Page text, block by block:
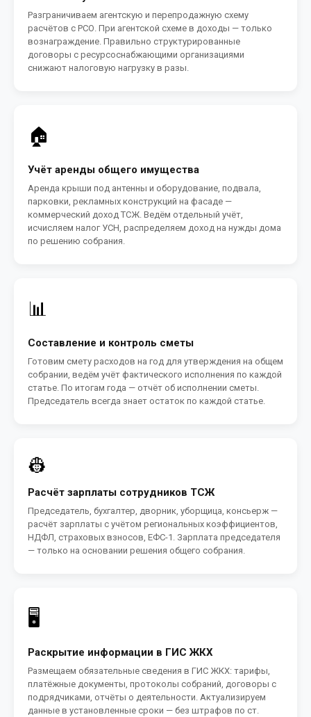
Разграничиваем агентскую и перепродажную схему
расчётов с РСО. При агентской схеме в доходы — только
вознаграждение. Правильно структурированные
договоры с ресурсоснабжающими организациями
снижают налоговую нагрузку в разы.
🏠
Учёт аренды общего имущества
Аренда крыши под антенны и оборудование, подвала,
парковки, рекламных конструкций на фасаде —
коммерческий доход ТСЖ. Ведём отдельный учёт,
исчисляем налог УСН, распределяем доход на нужды дома
по решению собрания.
📊
Составление и контроль сметы
Готовим смету расходов на год для утверждения на общем
собрании, ведём учёт фактического исполнения по каждой
статье. По итогам года — отчёт об исполнении сметы.
Председатель всегда знает остаток по каждой статье.
👷
Расчёт зарплаты сотрудников ТСЖ
Председатель, бухгалтер, дворник, уборщица, консьерж —
расчёт зарплаты с учётом региональных коэффициентов,
НДФЛ, страховых взносов, ЕФС-1. Зарплата председателя
— только на основании решения общего собрания.
🖥️
Раскрытие информации в ГИС ЖКХ
Размещаем обязательные сведения в ГИС ЖКХ: тарифы,
платёжные документы, протоколы собраний, договоры с
подрядчиками, отчёты о деятельности. Актуализируем
данные в установленные сроки — без штрафов по ст.